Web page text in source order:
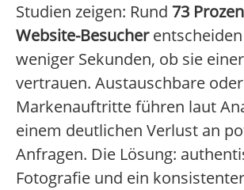
Studien zeigen: Rund 73
Website-Besucher
weniger Sekunden, ob sie
vertrauen. Austauschbare
Markenauftritte führen laut
einem deutlichen Verlust an
Anfragen. Die Lösung:
Fotografie und ein konsistenter